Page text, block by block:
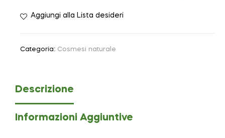
Aggiungi alla Lista desideri
Categoria: Cosmesi naturale
Descrizione
Informazioni Aggiuntive